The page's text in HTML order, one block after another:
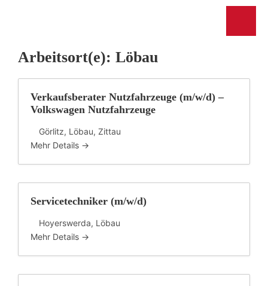
Arbeitsort(e): Löbau
Verkaufsberater Nutzfahrzeuge (m/w/d) –
Volkswagen Nutzfahrzeuge
Görlitz Löbau Zittau
Mehr Details
Servicetechniker (m/w/d)
Hoyerswerda Löbau
Mehr Details